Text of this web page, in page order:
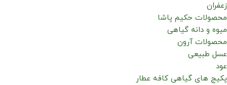
زعفران
محصولات حکیم پاشا
میوه و دانه گیاهی
محصولات آرون
عسل طبیعی
عود
پکیج های گیاهی کافه عطار